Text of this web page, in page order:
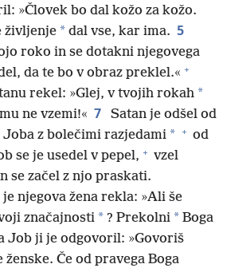
»Človek bo dal kožo za kožo.
življenje * dal vse, kar ima. 5
roko in se dotakni njegovega
da te bo v obraz preklel.« +
rekel: »Glej, v tvojih rokah *
ne vzemi!« 7
Satan je odšel od
z bolečimi razjedami * + od
se je usedel v pepel, + vzel
se začel z njo praskati.
njegova žena rekla: »Ali še
značajnosti * ? Prekolni * Boga
Job ji je odgovoril: »Govoriš
Če od pravega Boga